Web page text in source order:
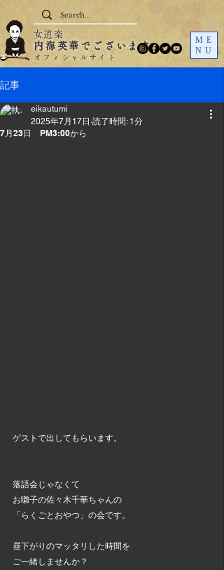
ME
NU
女道楽
内海英華でございます
オフィシャルサイト
記事
7月23日 PM3:00から
eikautumi
2025年7月17日 読了時間: 1分
ゲストで出してもらいます。
落語会じゃなくて
お囃子の佐々木千華ちゃんの
「らくごとおやつ」の会です。
昼下がりのマッタリした時間を
ご一緒しませんか？